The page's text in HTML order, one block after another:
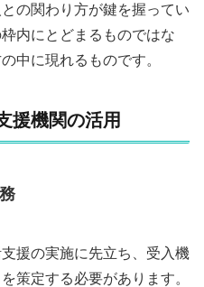
の関わり方が鍵を握ってい
内にとどまるものではな
中に現れるものです。
援機関の活用
援の実施に先立ち、受入機
策定する必要があります。